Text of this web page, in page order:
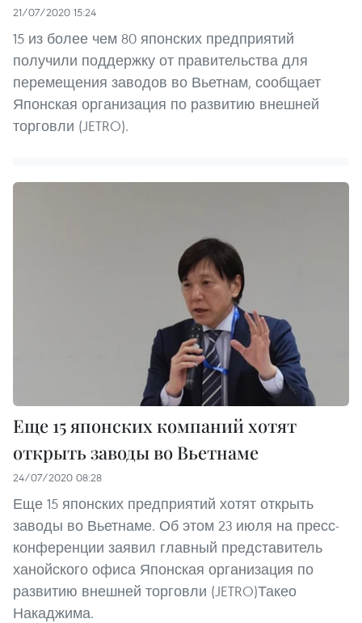
21/07/2020 15:24
15 из более чем 80 японских предприятий
получили поддержку от правительства для
перемещения заводов во Вьетнам, сообщает
Японская организация по развитию внешней
торговли (JETRO).
Еще 15 японских компаний хотят
открыть заводы во Вьетнаме
24/07/2020 08:28
Еще 15 японских предприятий хотят открыть
заводы во Вьетнаме. Об этом 23 июля на пресс-
конференции заявил главный представитель
ханойского офиса Японская организация по
развитию внешней торговли (JETRO)Такео
Накаджима.